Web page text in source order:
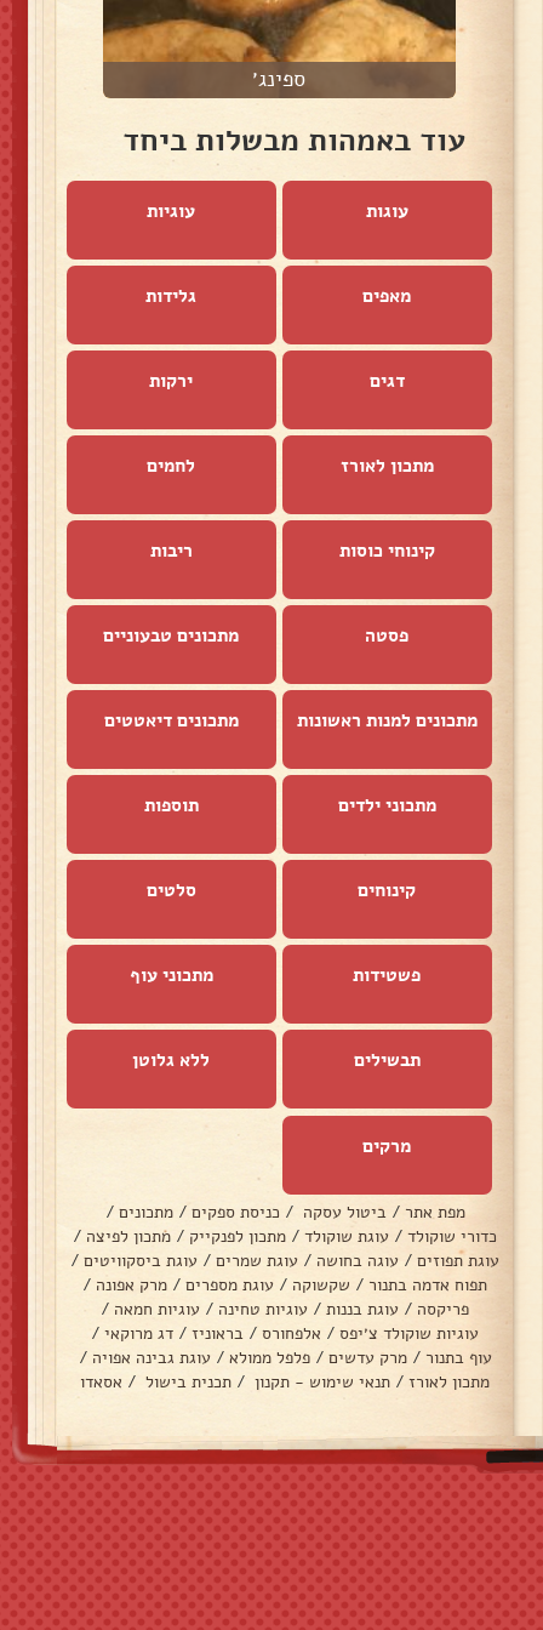
ספינג׳
עוד באמהות מבשלות ביחד
עוגות עוגיות
מאפים גלידות
דגים ירקות
מתכון לאורז לחמים
קינוחי כוסות ריבות
פסטה מתכונים טבעוניים
מתכונים למנות ראשונות מתכונים דיאטטים
מתכוני ילדים תוספות
קינוחים סלטים
פשטידות מתכוני עוף
תבשילים ללא גלוטן
מרקים
מפת אתר / ביטול עסקה / כניסת ספקים / מתכונים /
כדורי שוקולד / עוגת שוקולד / מתכון לפנקייק / מתכון לפיצה /
עוגת תפוזים / עוגה בחושה / עוגת שמרים / עוגת ביסקוויטים /
תפוח אדמה בתנור / שקשוקה / עוגת מספרים / מרק אפונה /
פריקסה / עוגת בננות / עוגיות טחינה / עוגיות חמאה /
עוגיות שוקולד צ׳יפס / אלפחורס / בראוניז / דג מרוקאי /
עוף בתנור / מרק עדשים / פלפל ממולא / עוגת גבינה אפויה /
מתכון לאורז / תנאי שימוש - תקנון / תכנית בישול / אסאדו